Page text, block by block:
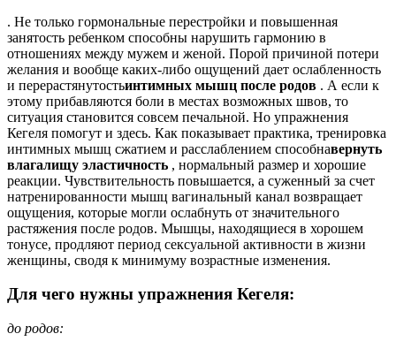
. Не только гормональные перестройки и повышенная
занятость ребенком способны нарушить гармонию в
отношениях между мужем и женой. Порой причиной потери
желания и вообще каких-либо ощущений дает ослабленность
и перерастянутостьинтимных мышц после родов . А если к
этому прибавляются боли в местах возможных швов, то
ситуация становится совсем печальной. Но упражнения
Кегеля помогут и здесь. Как показывает практика, тренировка
интимных мышц сжатием и расслаблением способнавернуть
влагалищу эластичность , нормальный размер и хорошие
реакции. Чувствительность повышается, а суженный за счет
натренированности мышц вагинальный канал возвращает
ощущения, которые могли ослабнуть от значительного
растяжения после родов. Мышцы, находящиеся в хорошем
тонусе, продляют период сексуальной активности в жизни
женщины, сводя к минимуму возрастные изменения.
Для чего нужны упражнения Кегеля:
до родов: